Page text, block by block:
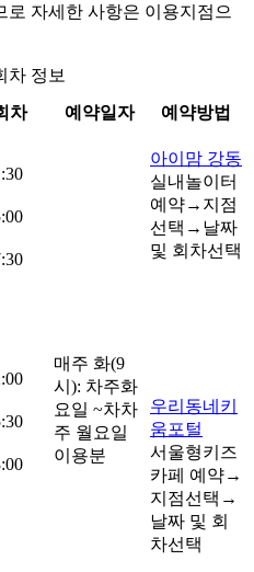
자세한 사항은 이용지점으
차 정보
차 예약일자 예약방법
매주 화(9
시): 차주화
요일 ~차차
주 월요일
이용분
아이맘 강동
실내놀이터
예약→지점
선택→날짜
및 회차선택
우리동네키
움포털
서울형키즈
카페 예약→
지점선택→
날짜 및 회
차선택